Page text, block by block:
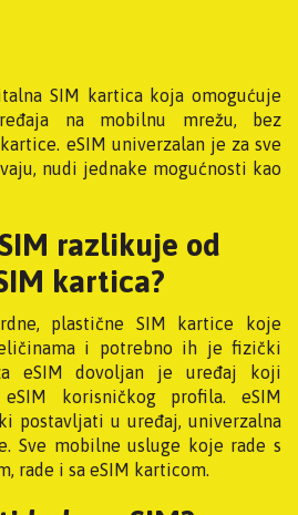
SIM kartica koja omogućuje
na mobilnu mrežu, bez
eSIM univerzalan je za sve
nudi jednake mogućnosti kao
razlikuje od
kartica?
plastične SIM kartice koje
i potrebno ih je fizički
eSIM dovoljan je uređaj koji
korisničkog profila. eSIM
postavljati u uređaj, univerzalna
Sve mobilne usluge koje rade s
rade i sa eSIM karticom.